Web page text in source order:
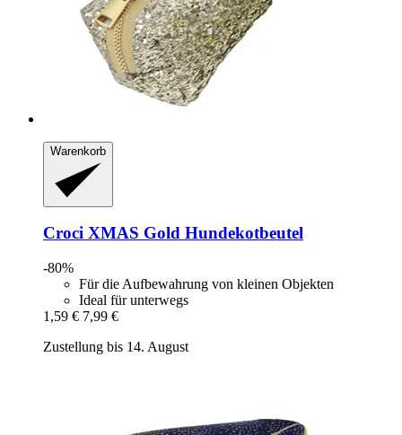
Warenkorb
Croci XMAS Gold Hundekotbeutel
-80%
Für die Aufbewahrung von kleinen Objekten
Ideal für unterwegs
1,59 € 7,99 €
Zustellung bis 14. August